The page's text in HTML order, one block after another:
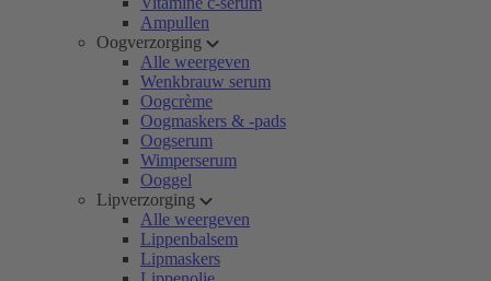
Ampullen
Oogverzorging
Alle weergeven
Wenkbrauw serum
Oogcrème
Oogmaskers & -pads
Oogserum
Wimperserum
Ooggel
Lipverzorging
Alle weergeven
Lippenbalsem
Lipmaskers